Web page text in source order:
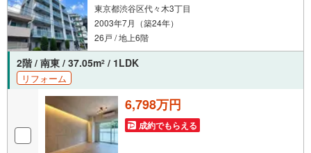
東京都渋谷区代々木3丁目
2003年7月（築24年）
26戸 / 地上6階
2階 / 南東 / 37.05m2 / 1LDK
リフォーム
6,798万円
成約でもらえる